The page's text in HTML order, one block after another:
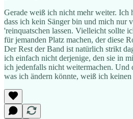
Gerade weiß ich nicht mehr weiter. Ich
dass ich kein Sänger bin und mich nur
'reinquatschen lassen. Vielleicht sollte
für jemanden Platz machen, der diese
Der Rest der Band ist natürlich strikt
ich einfach nicht derjenige, den sie in
ich jedenfalls nicht weitermachen. Und
was ich ändern könnte, weiß ich keinen